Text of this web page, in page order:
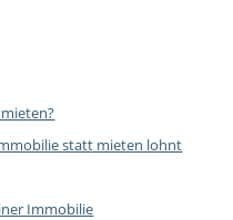
statt mieten lohnt
Immobilie